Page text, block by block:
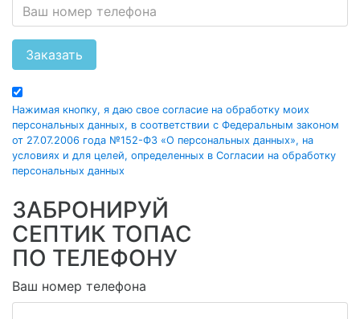
Заказать
Нажимая кнопку, я даю свое согласие на обработку моих
персональных данных, в соответствии с Федеральным законом
от 27.07.2006 года №152-ФЗ «О персональных данных», на
условиях и для целей, определенных в Согласии на обработку
персональных данных
ЗАБРОНИРУЙ
СЕПТИК ТОПАС
ПО ТЕЛЕФОНУ
Ваш номер телефона